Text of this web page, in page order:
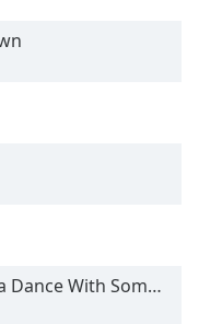
With Somebody